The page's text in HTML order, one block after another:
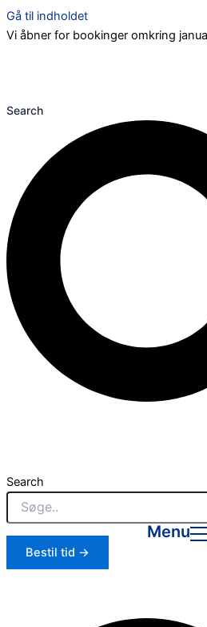
Gå til indholdet
Vi åbner for bookinger omkring
Search
Search
Menu
Bestil tid →